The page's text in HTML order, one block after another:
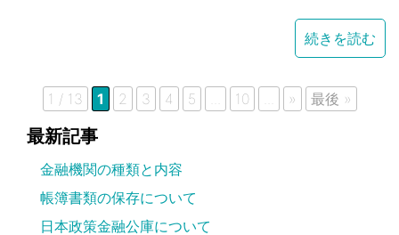
続きを読む
1 / 13 1 2 3 4 5 10 » 最後 »
最新記事
金融機関の種類と内容
帳簿書類の保存について
日本政策金融公庫について